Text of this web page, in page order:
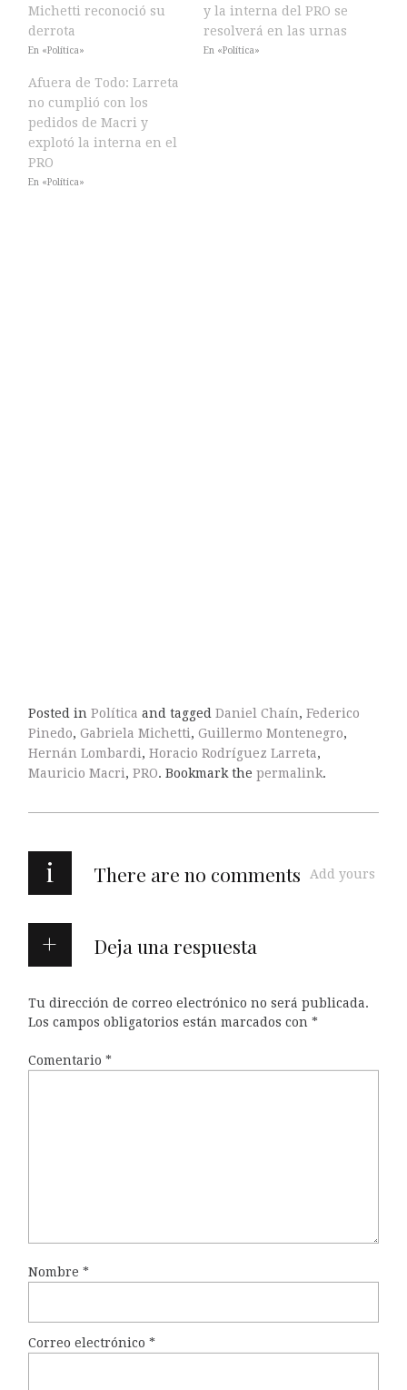
Michetti reconoció su
derrota
En «Política»
y la interna del PRO se
resolverá en las urnas
En «Política»
Afuera de Todo: Larreta
no cumplió con los
pedidos de Macri y
explotó la interna en el
PRO
En «Política»
Posted in Política and tagged Daniel Chaín, Federico
Pinedo, Gabriela Michetti, Guillermo Montenegro,
Hernán Lombardi, Horacio Rodríguez Larreta,
Mauricio Macri, PRO. Bookmark the permalink.
i There are no comments Add yours
Deja una respuesta
Tu dirección de correo electrónico no será publicada.
Los campos obligatorios están marcados con *
Comentario *
Nombre *
Correo electrónico *